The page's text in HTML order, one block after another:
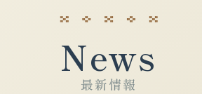
News
最新情報